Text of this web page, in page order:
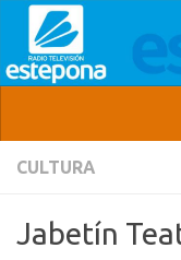
CULTURA
Jabetín